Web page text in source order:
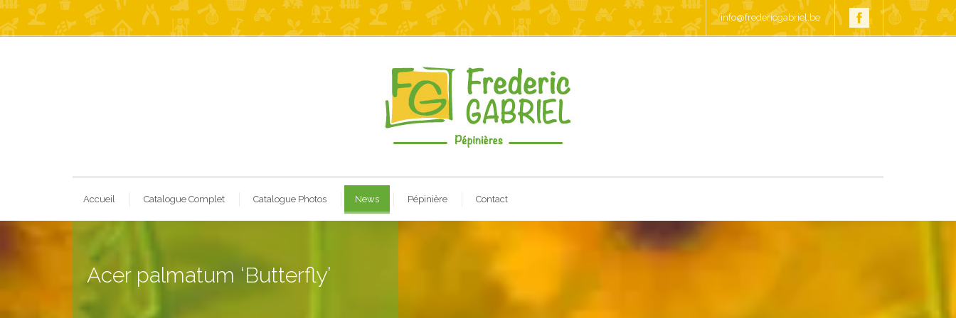
info@fredericgabriel.be
Accueil Catalogue Complet Catalogue Photos News Pépinière Contact
Acer palmatum ‘Butterfly’